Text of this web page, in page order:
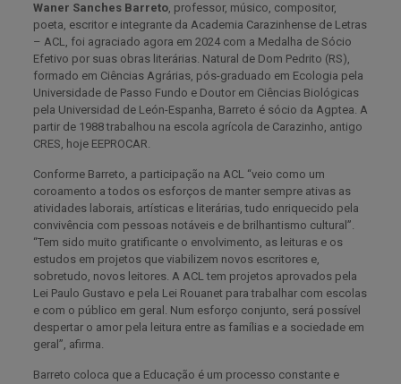
Waner Sanches Barreto, professor, músico, compositor,
poeta, escritor e integrante da Academia Carazinhense de Letras
– ACL, foi agraciado agora em 2024 com a Medalha de Sócio
Efetivo por suas obras literárias. Natural de Dom Pedrito (RS),
formado em Ciências Agrárias, pós-graduado em Ecologia pela
Universidade de Passo Fundo e Doutor em Ciências Biológicas
pela Universidad de León-Espanha, Barreto é sócio da Agptea. A
partir de 1988 trabalhou na escola agrícola de Carazinho, antigo
CRES, hoje EEPROCAR.
Conforme Barreto, a participação na ACL “veio como um
coroamento a todos os esforços de manter sempre ativas as
atividades laborais, artísticas e literárias, tudo enriquecido pela
convivência com pessoas notáveis e de brilhantismo cultural”.
“Tem sido muito gratificante o envolvimento, as leituras e os
estudos em projetos que viabilizem novos escritores e,
sobretudo, novos leitores. A ACL tem projetos aprovados pela
Lei Paulo Gustavo e pela Lei Rouanet para trabalhar com escolas
e com o público em geral. Num esforço conjunto, será possível
despertar o amor pela leitura entre as famílias e a sociedade em
geral”, afirma.
Barreto coloca que a Educação é um processo constante e